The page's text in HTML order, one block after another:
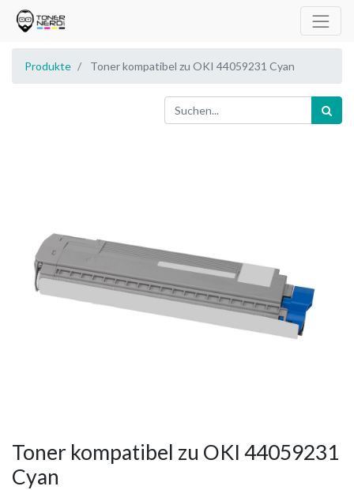
Produkte Toner kompatibel zu OKI 44059231 Cyan
Toner kompatibel zu OKI 44059231
Cyan